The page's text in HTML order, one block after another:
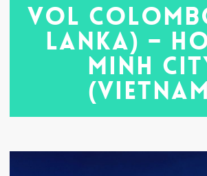
Vol
Lanka) –
Minh